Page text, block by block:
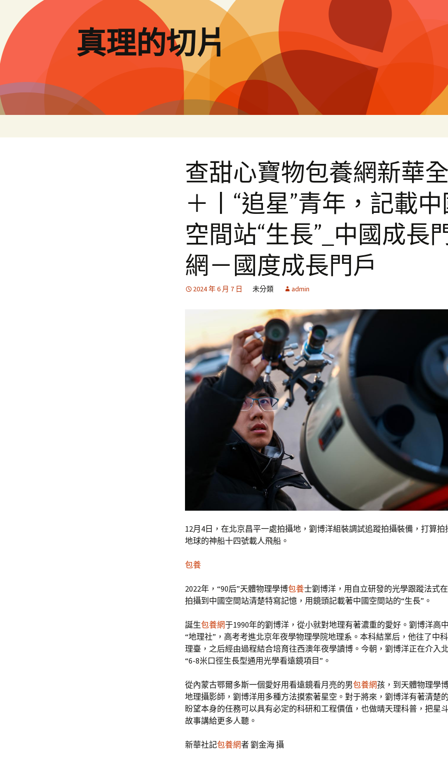
要
內
容
真理的切片
查甜心寶物包養網新華
＋丨“追星”青年，記載
空間站“生長”_中國成長
網－國度成長門戶
2024 年 6 月 7 日 未分類 admin
12月4日，在北京昌平一處拍攝地，劉博洋組裝調試追蹤拍攝裝備，打算拍
地球的神船十四號載人飛船。
包養
2022年，“90后”天體物理學博包養士劉博洋，用自立研發的光學跟蹤法式
拍攝到中國空間站清楚特寫記憶，用鏡頭記載著中國空間站的“生長”。
誕生包養網于1990年的劉博洋，從小就對地理有著濃重的愛好。劉博洋高
“地理社”，高考考進北京年夜學物理學院地理系。本科結業后，他往了中
理臺，之后經由過程結合培育往西澳年夜學讀博。今朝，劉博洋正在介入
“6-8米口徑生長型通用光學看遠鏡項目”。
從內蒙古鄂爾多斯一個愛好用看遠鏡看月亮的男包養網孩，到天體物理學
地理攝影師，劉博洋用多種方法摸索著星空。對于將來，劉博洋有著清楚
盼望本身的任務可以具有必定的科研和工程價值，也做晴天理科普，把星
故事講給更多人聽。
新華社記包養網者 劉金海 攝